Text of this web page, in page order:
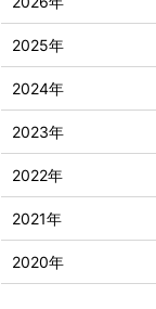
2025年
2024年
2023年
2022年
2021年
2020年